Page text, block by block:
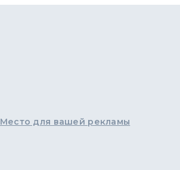
Место для вашей рекламы